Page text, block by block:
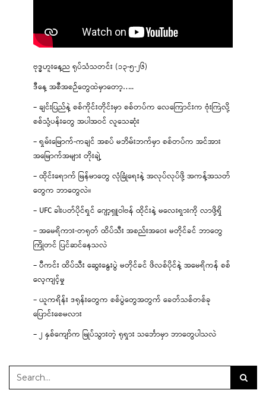
ဗုဒ္ဓဟူးနေ့ည ရုပ်သံသတင်း (၁၃-၅-၂၆)
ဒီနေ့ အစီအစဉ်တွေထဲမှာတော့…..
– ချင်းပြည်နဲ့ စစ်ကိုင်းတိုင်းမှာ စစ်တပ်က လေကြောင်းက ဗုံးကြဲလို့
စစ်သုံ့ပန်းတွေ အပါအဝင် လူသေဆုံး
– ရှမ်းမြောက်-ကချင် အစပ် မဘိမ်းဘက်မှာ စစ်တပ်က အင်အား
အမြောက်အများ တိုးချဲ့
– ထိုင်းရောက် မြန်မာတွေ လုံခြုံရေးနဲ့ အလုပ်လုပ်ဖို့ အကန့်အသတ်
တွေက ဘာတွေလဲ။
– UFC ခါးပတ်ပိုင်ရှင် ဂျော့ရှူဝါဗန် ထိုင်းနဲ့ မလေးရှားကို လာဖို့ရှိ
– အမေရိကား-တရုတ် ထိပ်သီး အစည်းအဝေး မတိုင်ခင် ဘာတွေ
ကြိုတင် ပြင်ဆင်နေသလဲ
– ပီကင်း ထိပ်သီး ဆွေးနွေးပွဲ မတိုင်ခင် ဖိလစ်ပိုင်နဲ့ အမေရိကန် စစ်
လေ့ကျင့်မှု
– ယူကရိန်း ဒရုန်းတွေက စစ်ပွဲတွေအတွက် ခေတ်သစ်တစ်ခု
ပြောင်းစေမလား
– ၂ နှစ်ကျော်က မြုပ်သွားတဲ့ ရုရှား သင်္ဘောမှာ ဘာတွေပါသလဲ